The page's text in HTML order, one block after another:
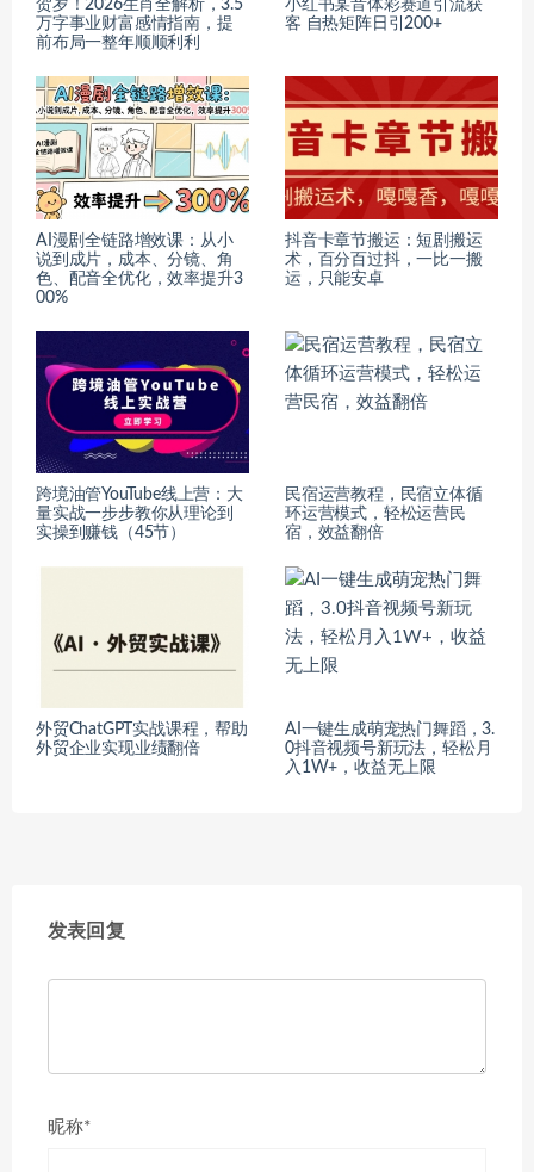
贺岁！2026生肖全解析，3.5
万字事业财富感情指南，提
前布局一整年顺顺利利
小红书某音体彩赛道引流获
客 自热矩阵日引200+
AI漫剧全链路增效课：从小
说到成片，成本、分镜、角
色、配音全优化，效率提升3
00%
抖音卡章节搬运：短剧搬运
术，百分百过抖，一比一搬
运，只能安卓
跨境油管YouTube线上营：大
量实战一步步教你从理论到
实操到赚钱（45节）
民宿运营教程，民宿立体循
环运营模式，轻松运营民
宿，效益翻倍
外贸ChatGPT实战课程，帮助
外贸企业实现业绩翻倍
AI一键生成萌宠热门舞蹈，3.
0抖音视频号新玩法，轻松月
入1W+，收益无上限
发表回复
昵称*